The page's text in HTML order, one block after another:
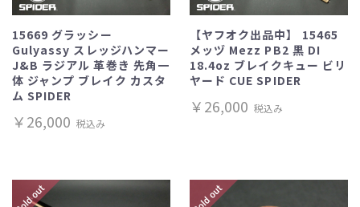
15669 グラッシー
Gulyassy スレッジハンマー
J&B ラジアル 革巻き 先角一
体 ジャンプ ブレイク カスタ
ム SPIDER
￥26,000 税込み
【ヤフオク出品中】 15465
メッヅ Mezz PB2 黒 DI
18.4oz ブレイクキュー ビリ
ヤード CUE SPIDER
￥26,000 税込み